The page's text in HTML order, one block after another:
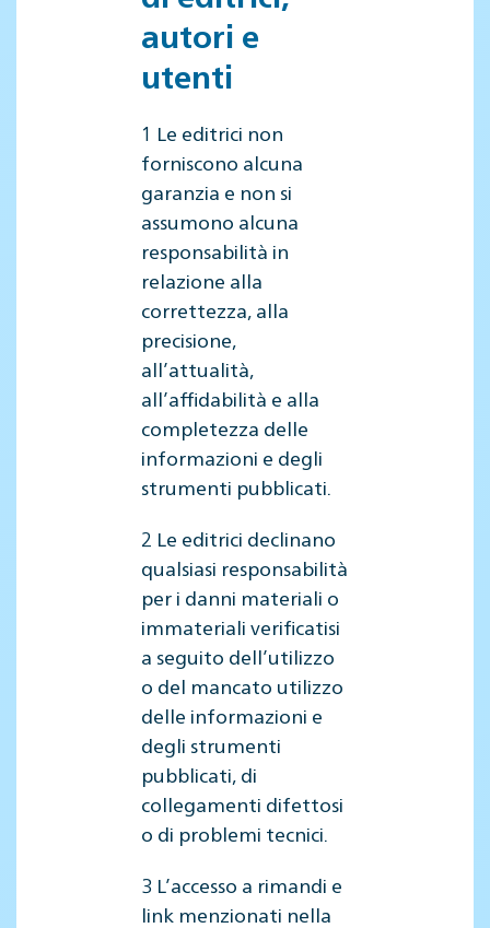
autori e
utenti
1 Le editrici non
forniscono alcuna
garanzia e non si
assumono alcuna
responsabilità in
relazione alla
correttezza, alla
precisione,
all’attualità,
all’affidabilità e alla
completezza delle
informazioni e degli
strumenti pubblicati.
2 Le editrici declinano
qualsiasi responsabilità
per i danni materiali o
immateriali verificatisi
a seguito dell’utilizzo
o del mancato utilizzo
delle informazioni e
degli strumenti
pubblicati, di
collegamenti difettosi
o di problemi tecnici.
3 L’accesso a rimandi e
link menzionati nella